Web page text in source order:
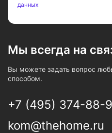
данных
Мы всегда на
Вы можете задать вопрос
способом.
+7 (495) 374-88-
kom@thehome.ru